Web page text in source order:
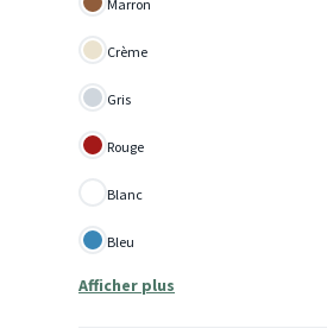
Marron
Crème
Gris
Rouge
Blanc
Bleu
Afficher plus